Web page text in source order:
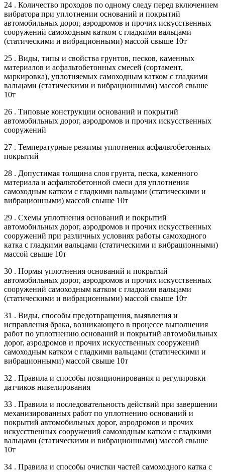
24 . Количество проходов по одному следу перед включением
вибратора при уплотнении оснований и покрытий
автомобильных дорог, аэродромов и прочих искусственных
сооружений самоходным катком с гладкими вальцами
(статическими и вибрационными) массой свыше 10т
25 . Виды, типы и свойства грунтов, песков, каменных
материалов и асфальтобетонных смесей (сортамент,
маркировка), уплотняемых самоходным катком с гладкими
вальцами (статическими и вибрационными) массой свыше
10т
26 . Типовые конструкции оснований и покрытий
автомобильных дорог, аэродромов и прочих искусственных
сооружений
27 . Температурные режимы уплотнения асфальтобетонных
покрытий
28 . Допустимая толщина слоя грунта, песка, каменного
материала и асфальтобетонной смеси для уплотнения
самоходным катком с гладкими вальцами (статическими и
вибрационными) массой свыше 10т
29 . Схемы уплотнения оснований и покрытий
автомобильных дорог, аэродромов и прочих искусственных
сооружений при различных условиях работы самоходного
катка с гладкими вальцами (статическими и вибрационными)
массой свыше 10т
30 . Нормы уплотнения оснований и покрытий
автомобильных дорог, аэродромов и прочих искусственных
сооружений самоходным катком с гладкими вальцами
(статическими и вибрационными) массой свыше 10т
31 . Виды, способы предотвращения, выявления и
исправления брака, возникающего в процессе выполнения
работ по уплотнению оснований и покрытий автомобильных
дорог, аэродромов и прочих искусственных сооружений
самоходным катком с гладкими вальцами (статическими и
вибрационными) массой свыше 10т
32 . Правила и способы позиционирования и регулировки
датчиков нивелирования
33 . Правила и последовательность действий при завершении
механизированных работ по уплотнению оснований и
покрытий автомобильных дорог, аэродромов и прочих
искусственных сооружений самоходным катком с гладкими
вальцами (статическими и вибрационными) массой свыше
10т
34 . Правила и способы очистки частей самоходного катка с